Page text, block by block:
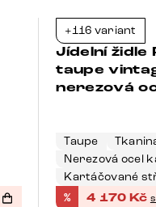
+116 variant
Jídelní židle
taupe
nerezová
Taupe
Nerezová ocel
Kartáčované
% 4 170Kč